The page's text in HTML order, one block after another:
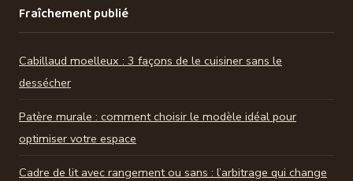
Fraîchement publié
Cabillaud moelleux : 3 façons de le cuisiner sans le
dessécher
Patère murale : comment choisir le modèle idéal pour
optimiser votre espace
Cadre de lit avec rangement ou sans : l’arbitrage qui change